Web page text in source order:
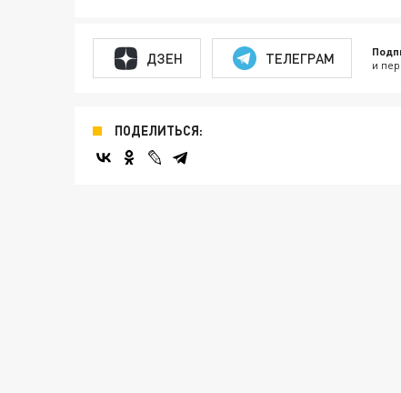
ДЗЕН ТЕЛЕГРАМ и
ПОДЕЛИТЬСЯ: